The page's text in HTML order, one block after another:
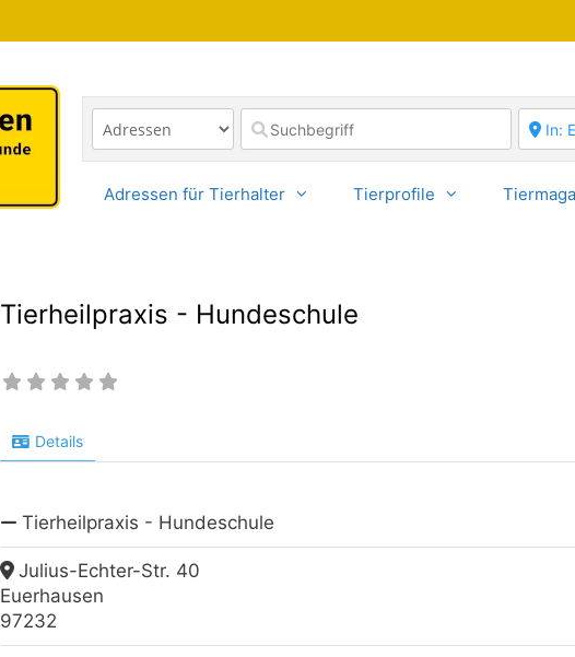
Adressen für Tierhalter Tierprofile
Tierheilpraxis - Hundeschule
Details
Tierheilpraxis - Hundeschule
Julius-Echter-Str. 40
Euerhausen
97232